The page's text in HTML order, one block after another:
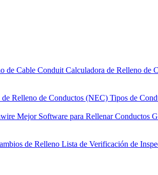
de Cable Conduit Calculadora de Relleno de
de Relleno de Conductos (NEC) Tipos de
Mejor Software para Rellenar Conductos
de Relleno Lista de Verificación de